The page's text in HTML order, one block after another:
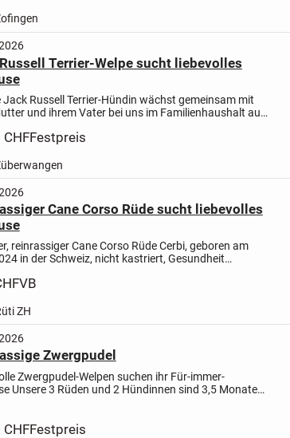
Terrier-Welpe sucht liebevolles
Jack Russell Terrier-Hündin wächst gemeinsam mit
und ihrem Vater bei uns im Familienhaushalt auf.
in unseren...
CHFFestpreis
Cane Corso Rüde sucht liebevolles
reinrassiger Cane Corso Rüde Cerbi, geboren am
in der Schweiz, nicht kastriert, Gesundheit
VB
ZH
Zwergpudel
Zwergpudel-Welpen suchen ihr Für-immer-
Unsere 3 Rüden und 2 Hündinnen sind 3,5 Monate
CHFFestpreis